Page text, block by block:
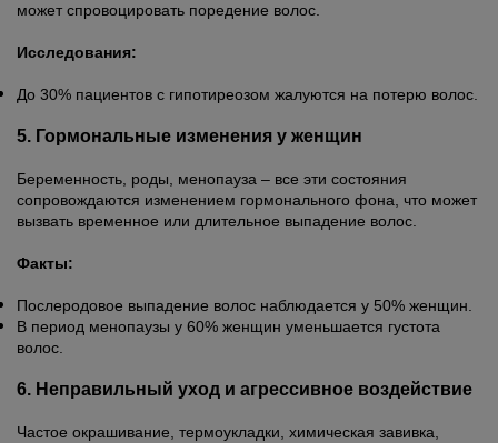
может спровоцировать поредение волос.
Исследования:
До 30% пациентов с гипотиреозом жалуются на потерю волос.
5. Гормональные изменения у женщин
Беременность, роды, менопауза – все эти состояния
сопровождаются изменением гормонального фона, что может
вызвать временное или длительное выпадение волос.
Факты:
Послеродовое выпадение волос наблюдается у 50% женщин.
В период менопаузы у 60% женщин уменьшается густота
волос.
6. Неправильный уход и агрессивное воздействие
Частое окрашивание, термоукладки, химическая завивка,